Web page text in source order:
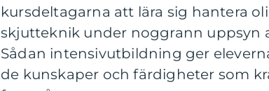
kursdeltagarna att lära sig hantera
skjutteknik under noggrann uppsyn
Sådan intensivutbildning ger
de kunskaper och färdigheter som